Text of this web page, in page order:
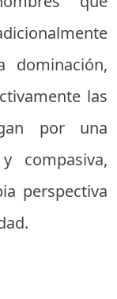
dominación,
las
por una
compasiva,
perspectiva